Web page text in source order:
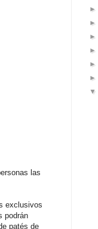
las
exclusivos
podrán
patés de
►
►
►
►
►
►
▼